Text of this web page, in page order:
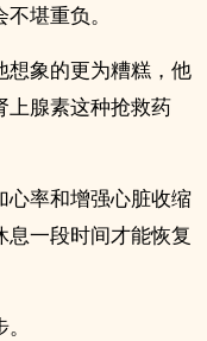
堪重负。
想象的更为糟糕，他
上腺素这种抢救药
心率和增强心脏收缩
一段时间才能恢复